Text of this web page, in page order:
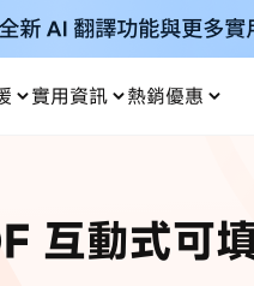
LINE 數據恢復
WhatsApp 數據恢復
實用資訊
人像修圖
熱銷優惠
互動式可